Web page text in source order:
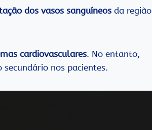
dos vasos sanguíneos da região
cardiovasculares. No entanto,
nos pacientes.